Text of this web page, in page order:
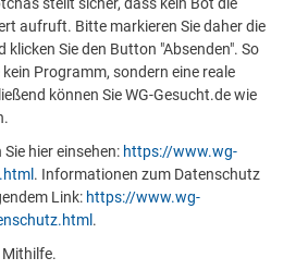
aufruft. Bitte markieren Sie daher die
klicken Sie den Button "Absenden". So
Programm, sondern eine reale
können Sie WG-Gesucht.de wie
hier einsehen: https://www.wg-
. Informationen zum Datenschutz
Link: https://www.wg-
.
Mithilfe.